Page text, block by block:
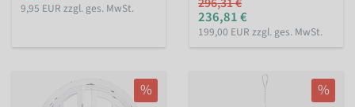
9,95 EUR zzgl. ges. MwSt. 236,81 €
199,00 EUR zzgl. ges. MwSt.
% %